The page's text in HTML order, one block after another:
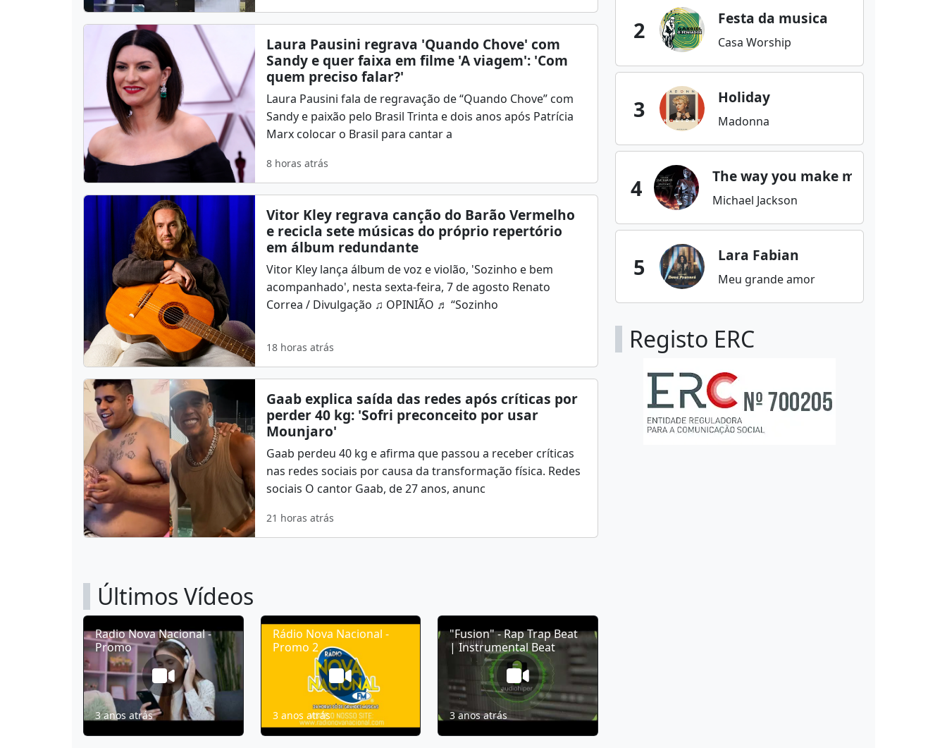
Laura Pausini regrava 'Quando Chove' com
Sandy e quer faixa em filme 'A viagem': 'Com
quem preciso falar?'
Laura Pausini fala de regravação de “Quando Chove” com
Sandy e paixão pelo Brasil Trinta e dois anos após Patrícia
Marx colocar o Brasil para cantar a
8 horas atrás
Vitor Kley regrava canção do Barão Vermelho
e recicla sete músicas do próprio repertório
em álbum redundante
Vitor Kley lança álbum de voz e violão, 'Sozinho e bem
acompanhado', nesta sexta-feira, 7 de agosto Renato
Correa / Divulgação ♫ OPINIÃO ♬ “Sozinho
18 horas atrás
Gaab explica saída das redes após críticas por
perder 40 kg: 'Sofri preconceito por usar
Mounjaro'
Gaab perdeu 40 kg e afirma que passou a receber críticas
nas redes sociais por causa da transformação física. Redes
sociais O cantor Gaab, de 27 anos, anunc
21 horas atrás
Últimos Vídeos
Radio Nova Nacional -
Promo
3 anos atrás
Rádio Nova Nacional -
Promo 2
3 anos atrás
"Fusion" - Rap Trap Beat
| Instrumental Beat
3 anos atrás
2 Festa da musica
Casa Worship
3 Holiday
Madonna
4 The way you make me feel
Michael Jackson
5 Lara Fabian
Meu grande amor
Registo ERC